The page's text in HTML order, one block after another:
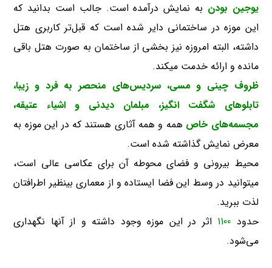
یوجین بودن به نمایش درآمده است. جالب است بدانید که
این موزه در ساختمانی دایر شده است که قبل‌تر کاربری هتل
داشته، البته امروزه نیز بخشی از ساختمان به صورت هتل باقی
مانده و ارائه خدمت میکند.
ظروف چینی و مسی، سردیس‌های منحصر به فرد و زیبا،
تابلوهای شگفت انگیز، مبلمان دیدنی و اشیاء عتیقه،
مجسمه‌های خاص همه و همه آثاری هستند که در این موزه به
معرض نمایش گذاشته شده است.
محیط بیرونی و فضای محوطه آن برای عکاسی عالی است،
میتوانید در وسط این فضا ایستاده و از معماری بینظیر اطرافتان
لذت ببرید.
حدود 1100 اثر در این موزه وجود داشته و از آنها نگهداری
می‌شود.